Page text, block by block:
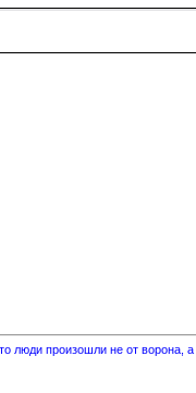
произошли не от ворона,